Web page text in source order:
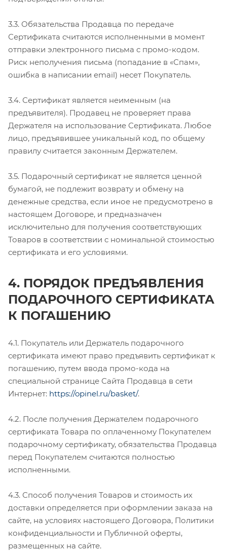
3.3. Обязательства Продавца по передаче
Сертификата считаются исполненными в момент
отправки электронного письма с промо-кодом.
Риск неполучения письма (попадание в «Спам»,
ошибка в написании email) несет Покупатель.
3.4. Сертификат является неименным (на
предъявителя). Продавец не проверяет права
Держателя на использование Сертификата. Любое
лицо, предъявившее уникальный код, по общему
правилу считается законным Держателем.
3.5. Подарочный сертификат не является ценной
бумагой, не подлежит возврату и обмену на
денежные средства, если иное не предусмотрено в
настоящем Договоре, и предназначен
исключительно для получения соответствующих
Товаров в соответствии с номинальной стоимостью
сертификата и его условиями.
4. ПОРЯДОК ПРЕДЪЯВЛЕНИЯ
ПОДАРОЧНОГО СЕРТИФИКАТА
К ПОГАШЕНИЮ
4.1. Покупатель или Держатель подарочного
сертификата имеют право предъявить сертификат к
погашению, путем ввода промо-кода на
специальной странице Сайта Продавца в сети
Интернет: https://opinel.ru/basket/.
4.2. После получения Держателем подарочного
сертификата Товара по оплаченному Покупателем
подарочному сертификату, обязательства Продавца
перед Покупателем считаются полностью
исполненными.
4.3. Способ получения Товаров и стоимость их
доставки определяется при оформлении заказа на
сайте, на условиях настоящего Договора, Политики
конфиденциальности и Публичной оферты,
размещенных на сайте.